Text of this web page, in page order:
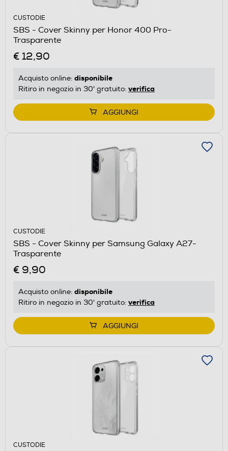
CUSTODIE
SBS - Cover Skinny per Honor 400 Pro-
Trasparente
€ 12,90
Acquisto online: disponibile
Ritiro in negozio in 30' gratuito: verifica
AGGIUNGI
CUSTODIE
SBS - Cover Skinny per Samsung Galaxy A27-
Trasparente
€ 9,90
Acquisto online: disponibile
Ritiro in negozio in 30' gratuito: verifica
AGGIUNGI
CUSTODIE